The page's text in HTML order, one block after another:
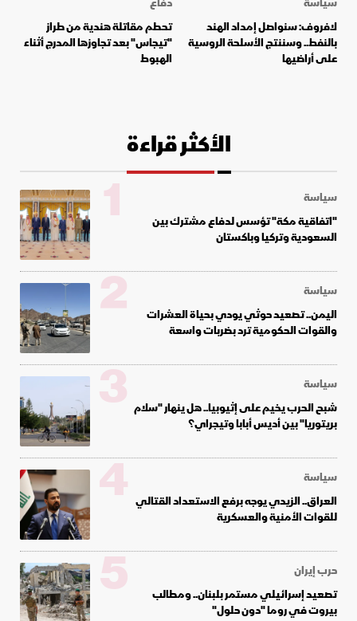
لافروف: سنواصل إمداد الهند
بالنفط.. وسننتج الأسلحة الروسية
على أراضيها
تحطم مقاتلة هندية من طراز
"تيجاس" بعد تجاوزها المدرج أثناء
الهبوط
الأكثر قراءة
سياسة
"اتفاقية مكة" تؤسس لدفاع مشترك بين
السعودية وتركيا وباكستان
1
سياسة
اليمن.. تصعيد حوثي يودي بحياة العشرات
والقوات الحكومية ترد بضربات واسعة
2
سياسة
شبح الحرب يخيم على إثيوبيا.. هل ينهار "سلام
بريتوريا" بين أديس أبابا وتيجراي؟
3
سياسة
العراق.. الزيدي يوجه برفع الاستعداد القتالي
للقوات الأمنية والعسكرية
4
حرب إيران
تصعيد إسرائيلي مستمر بلبنان.. ومطالب
بيروت في روما "دون حلول"
5